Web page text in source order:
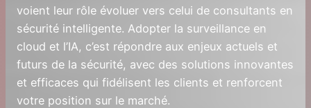
voient leur rôle évoluer vers celui de consultants en
sécurité intelligente. Adopter la surveillance en
cloud et l’IA, c’est répondre aux enjeux actuels et
futurs de la sécurité, avec des solutions innovantes
et efficaces qui fidélisent les clients et renforcent
votre position sur le marché.